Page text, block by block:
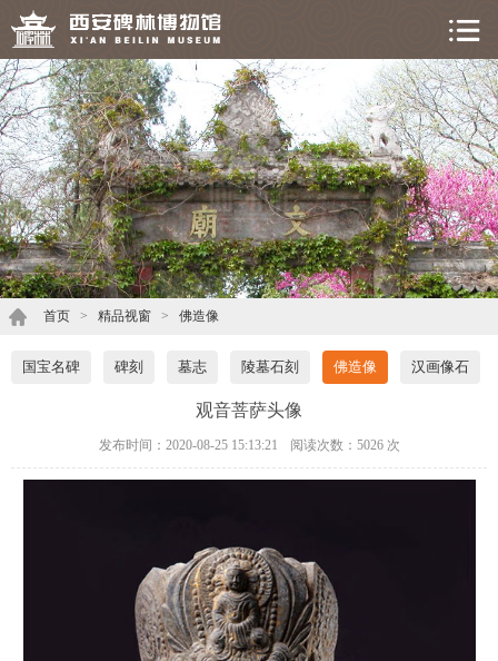
首页 > 精品视窗 > 佛造像
国宝名碑 碑刻 墓志 陵墓石刻 佛造像 汉画像石
观音菩萨头像
发布时间：2020-08-25 15:13:21 阅读次数： 5026 次